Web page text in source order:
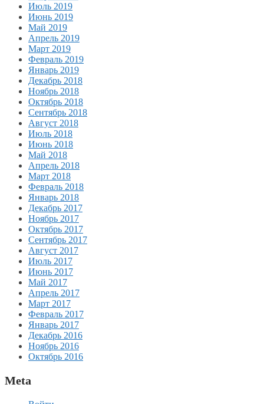
Июль 2019
Июнь 2019
Май 2019
Апрель 2019
Март 2019
Февраль 2019
Январь 2019
Декабрь 2018
Ноябрь 2018
Октябрь 2018
Сентябрь 2018
Август 2018
Июль 2018
Июнь 2018
Май 2018
Апрель 2018
Март 2018
Февраль 2018
Январь 2018
Декабрь 2017
Ноябрь 2017
Октябрь 2017
Сентябрь 2017
Август 2017
Июль 2017
Июнь 2017
Май 2017
Апрель 2017
Март 2017
Февраль 2017
Январь 2017
Декабрь 2016
Ноябрь 2016
Октябрь 2016
Meta